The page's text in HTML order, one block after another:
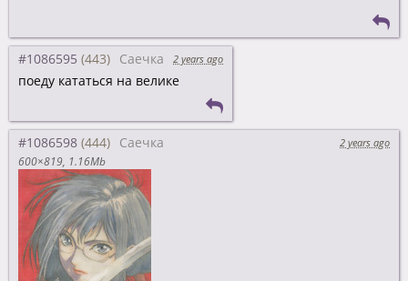
#1086595 Саечка 2 years ago
поеду кататься на велике
#1086598 Саечка
2 years ago
600×819 1.16Mb